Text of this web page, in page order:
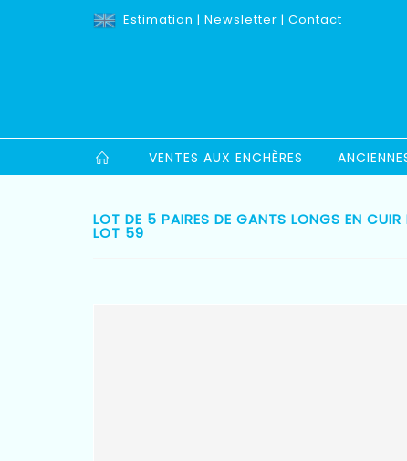
Estimation | Newsletter | Contact
VENTES AUX ENCHÈRES
LOT DE 5 PAIRES DE GANTS LONGS EN
LOT 59